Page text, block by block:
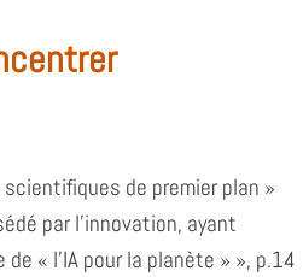
de premier plan »
par l’innovation, ayant
« l’IA pour la planète » », p.14